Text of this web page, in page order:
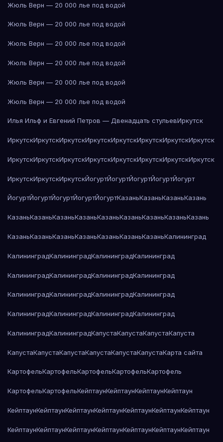
Жюль Верн — 20 000 лье под водой
Жюль Верн — 20 000 лье под водой
Жюль Верн — 20 000 лье под водой
Жюль Верн — 20 000 лье под водой
Жюль Верн — 20 000 лье под водой
Жюль Верн — 20 000 лье под водой
Илья Ильф и Евгений Петров — Двенадцать стульевИркутск
ИркутскИркутскИркутскИркутскИркутскИркутскИркутскИркутск
ИркутскИркутскИркутскИркутскИркутскИркутскИркутскИркутск
ИркутскИркутскИркутскЙогуртЙогуртЙогуртЙогуртЙогурт
ЙогуртЙогуртЙогуртЙогуртЙогуртКазаньКазаньКазаньКазань
КазаньКазаньКазаньКазаньКазаньКазаньКазаньКазаньКазань
КазаньКазаньКазаньКазаньКазаньКазаньКазаньКалининград
КалининградКалининградКалининградКалининград
КалининградКалининградКалининградКалининград
КалининградКалининградКалининградКалининград
КалининградКалининградКалининградКалининград
КалининградКалининградКапустаКапустаКапустаКапуста
КапустаКапустаКапустаКапустаКапустаКапустаКарта сайта
КартофельКартофельКартофельКартофельКартофель
КартофельКартофельКейптаунКейптаунКейптаунКейптаун
КейптаунКейптаунКейптаунКейптаунКейптаунКейптаунКейптаун
КейптаунКейптаунКейптаунКейптаунКейптаунКейптаунКейптаун